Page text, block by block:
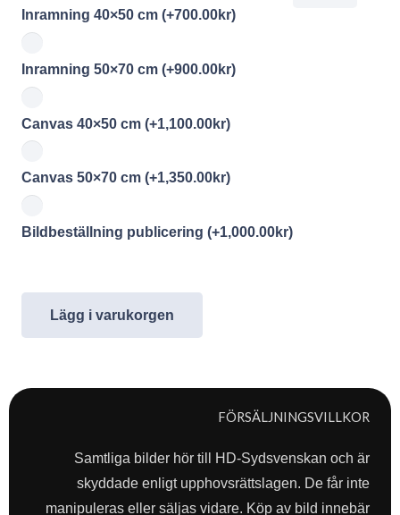
Inramning 40×50 cm (+700.00kr)
Inramning 50×70 cm (+900.00kr)
Canvas 40×50 cm (+1,100.00kr)
Canvas 50×70 cm (+1,350.00kr)
Bildbeställning publicering (+1,000.00kr)
Lägg i varukorgen
FÖRSÄLJNINGSVILLKOR
Samtliga bilder hör till HD-Sydsvenskan och är
skyddade enligt upphovsrättslagen. De får inte
manipuleras eller säljas vidare. Köp av bild innebär